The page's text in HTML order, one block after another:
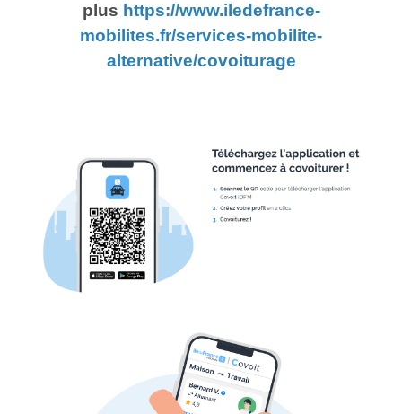
plus https://www.iledefrance-
mobilites.fr/services-mobilite-
alternative/covoiturage